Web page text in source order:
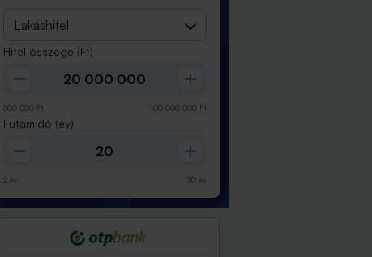
Lakáshitel
Hitel összege (Ft)
500 000 Ft 100 000 000 Ft
Futamidő (év)
2 év 30 év